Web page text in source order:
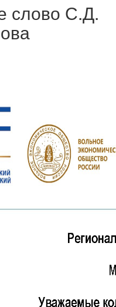
слово С.Д.